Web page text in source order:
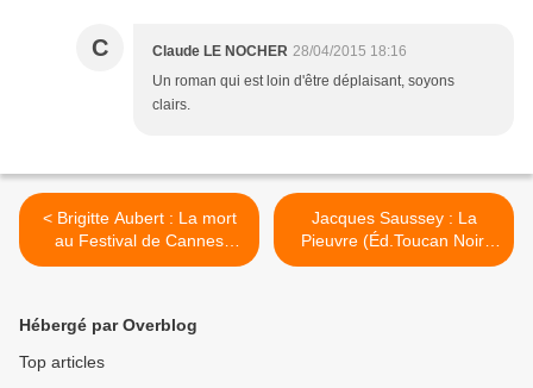
C Claude LE NOCHER 28/04/2015 18:16
Un roman qui est loin d'être déplaisant, soyons
clairs.
< Brigitte Aubert : La mort
au Festival de Cannes
(Éd.Seuil, 2015)
Jacques Saussey : La
Pieuvre (Éd.Toucan Noir,
2015) >
Hébergé par Overblog
Top articles